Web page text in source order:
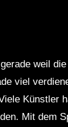
weil
viel
Künstler
Mit dem